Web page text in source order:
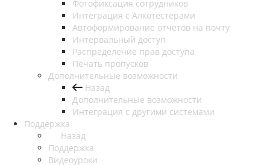
Фотофиксация сотрудников
Интеграция с Алкотестерами
Автоформирование отчетов на почту
Интервальный доступ
Распределение прав доступа
Печать пропусков
Дополнительные возможности
Назад
Дополнительные возможности
Интеграция с другими системами
Поддержка
Назад
Поддержка
Видеоуроки